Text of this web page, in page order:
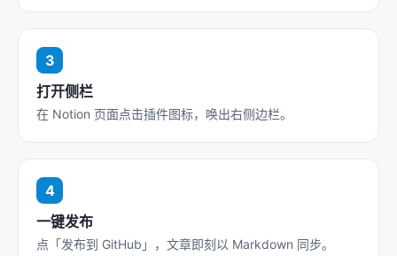
打开侧栏
在 Notion 页面点击插件图标，唤出右侧边栏。
一键发布
点「发布到 GitHub」，文章即刻以 Markdown 同步。